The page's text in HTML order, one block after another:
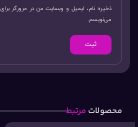
ذخیره نام، ایمیل و وبسایت من در مرورگر
می‌نویسم.
محصولات مرتبط